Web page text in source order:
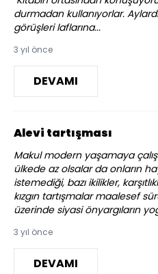
durmadan kullanıyorlar.
görüşleri laflarına...
3 yıl önce
DEVAMI
Alevi tartışması
Makul modern yaşamaya
ülkede az olsalar da onların
istemediği, bazı ikilikler,
kızgın tartışmalar maalesef
üzerinde siyasi önyargıların
3 yıl önce
DEVAMI